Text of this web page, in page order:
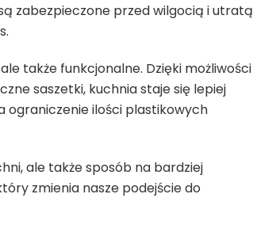
zabezpieczone przed wilgocią i utratą
także funkcjonalne. Dzięki możliwości
saszetki, kuchnia staje się lepiej
ograniczenie ilości plastikowych
ale także sposób na bardziej
zmienia nasze podejście do